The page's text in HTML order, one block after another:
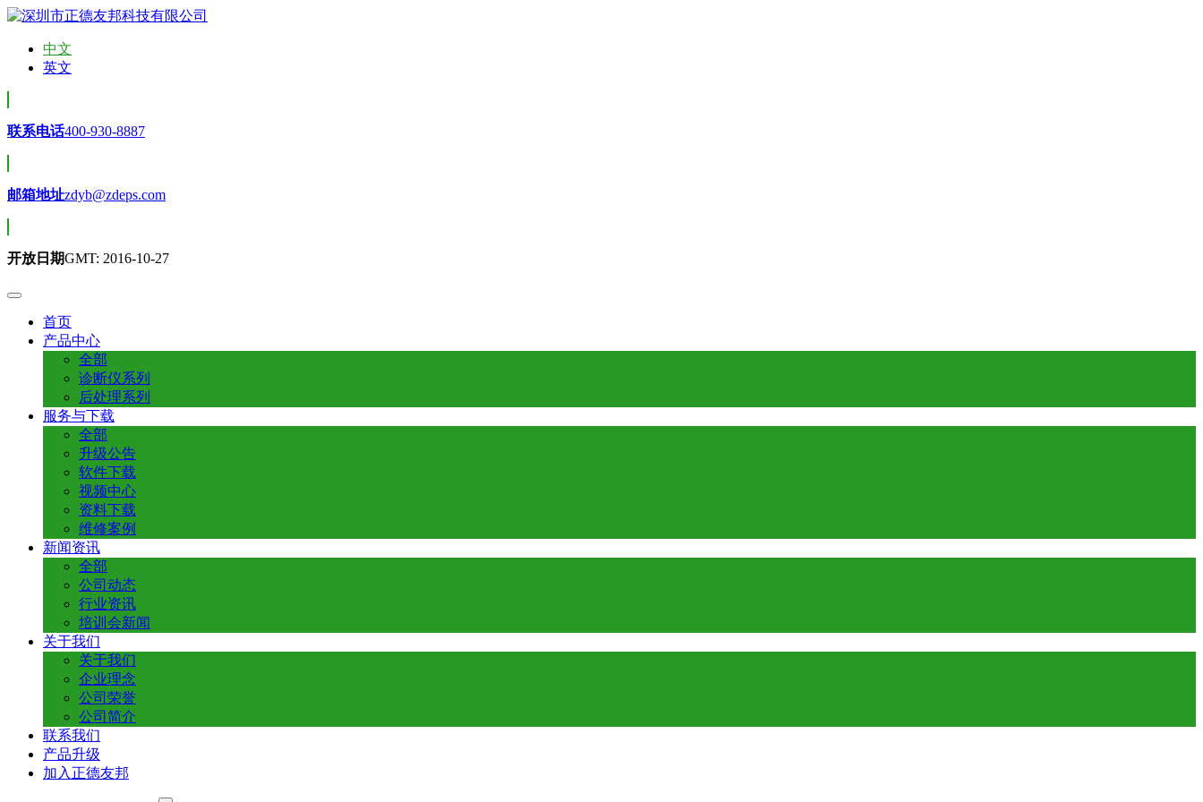
中文
英文
联系电话400-930-8887
邮箱地址zdyb@zdeps.com
开放日期GMT: 2016-10-27
首页
产品中心
全部
诊断仪系列
后处理系列
服务与下载
全部
升级公告
软件下载
视频中心
资料下载
维修案例
新闻资讯
全部
公司动态
行业资讯
培训会新闻
关于我们
关于我们
企业理念
公司荣誉
公司简介
联系我们
产品升级
加入正德友邦